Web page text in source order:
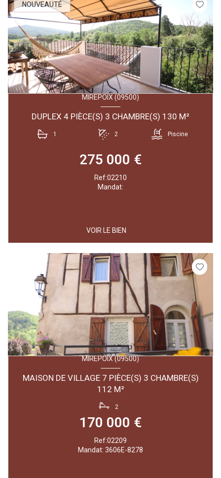
NOUVEAUTÉ
MIREPOIX (09500)
DUPLEX 4 PIÈCE(S) 3 CHAMBRE(S) 130 M²
1 2 Piscine
275 000 €
Ref:02210
Mandat:
VOIR LE BIEN
MIREPOIX (09500)
MAISON DE VILLAGE 7 PIÈCE(S) 3 CHAMBRE(S)
112 M²
2
170 000 €
Ref:02209
Mandat: 3606E-8278